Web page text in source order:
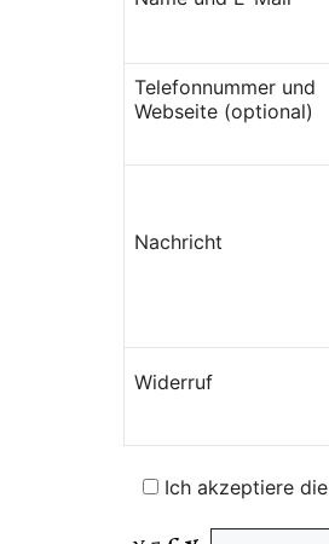
Telefonnummer und
Webseite (optional)
Nachricht
Widerruf
Ich akzeptiere die